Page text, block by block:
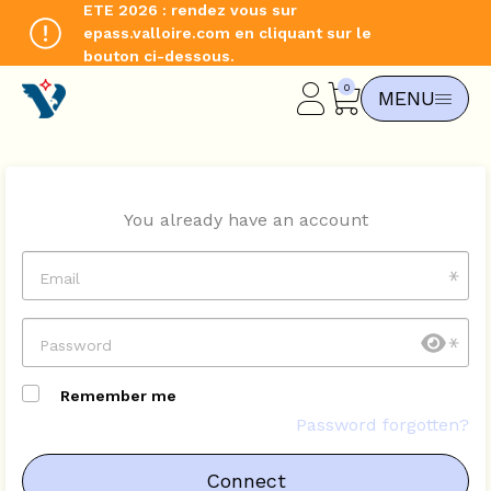
ETE 2026 : rendez vous sur
epass.valloire.com en cliquant sur le
bouton ci-dessous.
MENU
You already have an account
Email
Password
Remember me
Password forgotten?
CHANGE LANGUAGE
FR